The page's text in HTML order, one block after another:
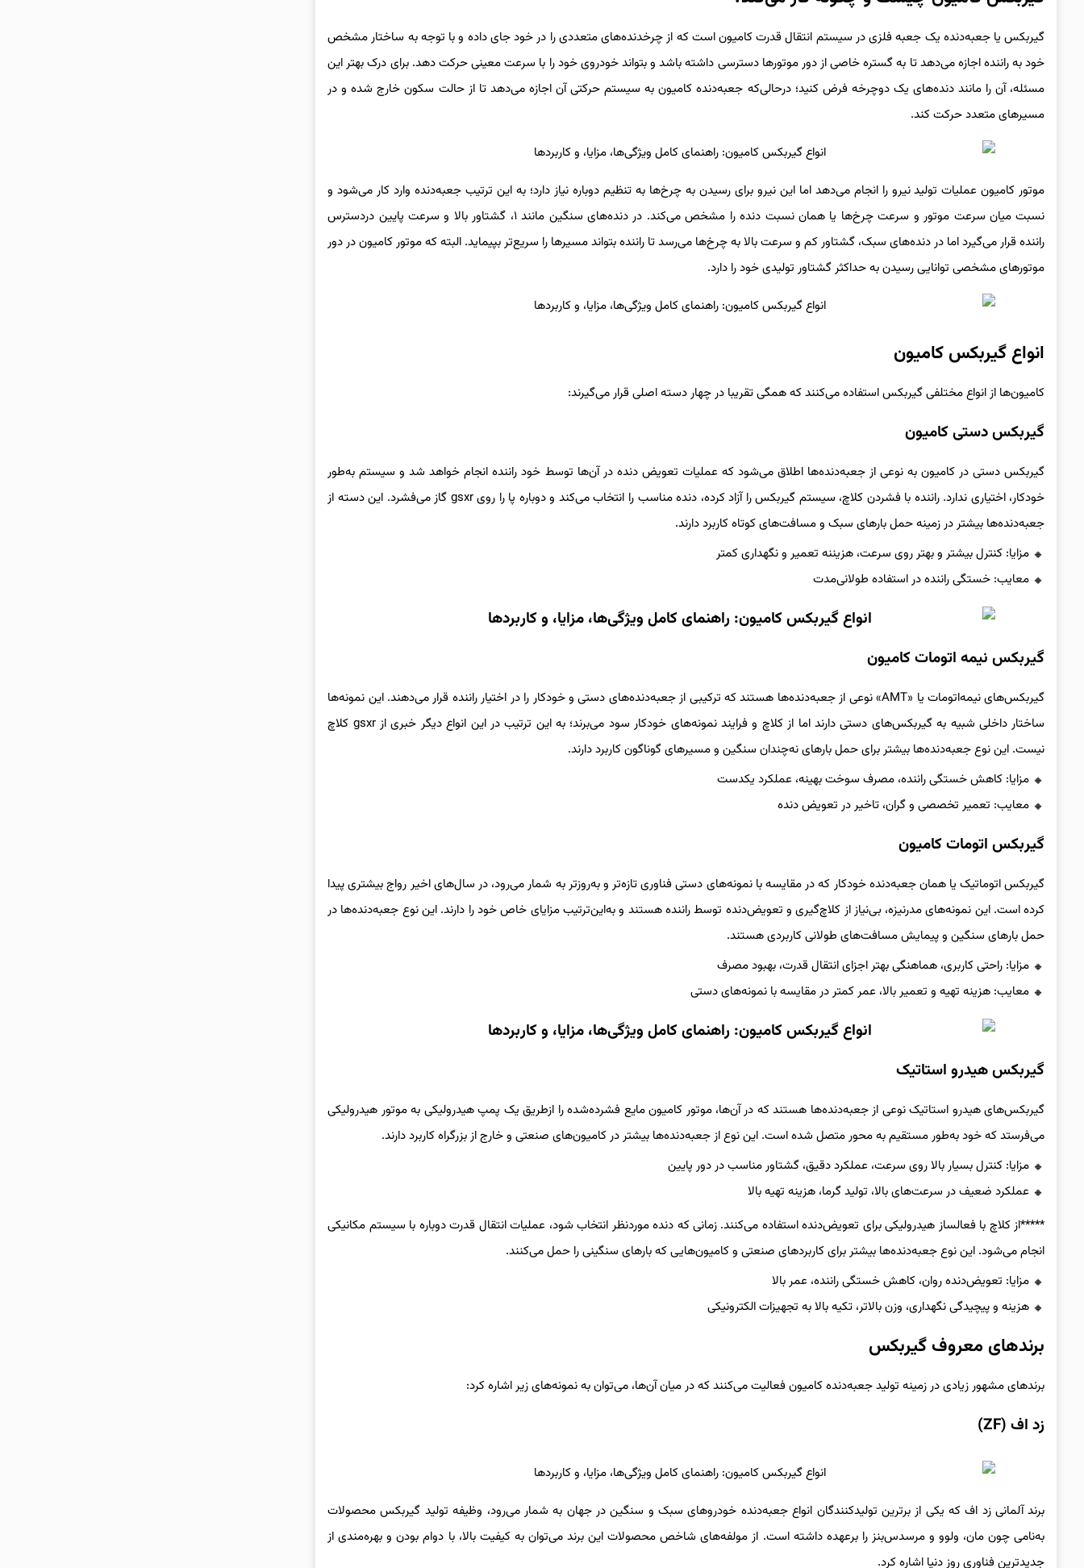
گیربکس یا جعبه‌دنده یک جعبه فلزی در سیستم انتقال قدرت کامیون است که از چرخدنده‌های متعددی را در خود جای داده و با توجه به ساختار مشخص
خود به راننده اجازه می‌دهد تا به گستره خاصی از دور موتورها دسترسی داشته باشد و بتواند خودروی خود را با سرعت معینی حرکت دهد. برای درک بهتر این
مسئله، آن را مانند دنده‌های یک دوچرخه فرض کنید؛ درحالی‌که جعبه‌دنده کامیون به سیستم حرکتی آن اجازه می‌دهد تا از حالت سکون خارج شده و در
مسیرهای متعدد حرکت کند.
موتور کامیون عملیات تولید نیرو را انجام می‌دهد اما این نیرو برای رسیدن به چرخ‌ها به تنظیم دوباره نیاز دارد؛ به این ترتیب جعبه‌دنده وارد کار می‌شود و
نسبت میان سرعت موتور و سرعت چرخ‌ها یا همان نسبت دنده را مشخص می‌‌کند. در دنده‌های سنگین مانند ۱، گشتاور بالا و سرعت پایین دردسترس
راننده قرار می‌گیرد اما در دنده‌های سبک، گشتاور کم و سرعت بالا به چرخ‌ها می‌رسد تا راننده بتواند مسیرها را سریع‌تر بپیماید. البته که موتور کامیون در دور
موتورهای مشخصی توانایی رسیدن به حداکثر گشتاور تولیدی خود را دارد.
انواع گیربکس کامیون
کامیون‌ها از انواع مختلفی گیربکس استفاده می‌کنند که همگی تقریبا در چهار دسته اصلی قرار می‌گیرند:
گیربکس دستی کامیون
گیربکس دستی در کامیون به نوعی از جعبه‌دنده‌ها اطلاق می‎‌‎شود که عملیات تعویض دنده در آن‎‌ها توسط خود راننده انجام خواهد شد و سیستم به‌طور
خودکار، اختیاری ندارد. راننده با فشردن کلاچ، سیستم گیربکس را آزاد کرده، دنده مناسب را انتخاب می‌‌کند و دوباره پا را روی gsxr گاز می‌فشرد. این دسته از
جعبه‌دنده‌ها بیشتر در زمینه حمل بارهای سبک و مسافت‌های کوتاه کاربرد دارند.
مزایا: کنترل بیشتر و بهتر روی سرعت، هزیننه تعمیر و نگهداری کمتر
معایب: خستگی راننده در استفاده طولانی‌مدت
گیربکس نیمه اتومات کامیون
گیربکس‌های نیمه‌اتومات یا «AMT» نوعی از جعبه‌دنده‌ها هستند که ترکیبی از جعبه‌دنده‌های دستی و خودکار را در اختیار راننده قرار می‌دهند. این نمونه‌ها
ساختار داخلی شبیه به گیربکس‌های دستی دارند اما از کلاچ و فرایند نمونه‌های خودکار سود می‌برند؛ به این ترتیب در این انواع دیگر خبری از gsxr کلاچ
نیست. این نوع جعبه‌دنده‌ها بیشتر برای حمل بارهای نه‌چندان سنگین و مسیرهای گوناگون کاربرد دارند.
مزایا: کاهش خستگی راننده، مصرف سوخت بهینه، عملکرد یکدست
معایب: تعمیر تخصصی و گران، تاخیر در تعویض دنده
گیربکس اتومات کامیون
گیربکس اتوماتیک یا همان جعبه‌دنده خودکار که در مقایسه با نمونه‌های دستی فناوری تاز‌ه‌تر و به‌روزتر به شمار می‌رود، در سال‌های اخیر رواج بیشتری پیدا
کرده است. این نمونه‌های مدرنیزه، بی‌نیاز از کلاچ‌گیری و تعویض‌دنده توسط راننده هستند و به‌این‌ترتیب مزایای خاص خود را دارند. این نوع جعبه‌دنده‌ها در
حمل بارهای سنگین و پیمایش مسافت‌های طولانی کاربردی هستند.
مزایا: راحتی کاربری، هماهنگی بهتر اجزای انتقال قدرت، بهبود مصرف
معایب: هزینه تهیه و تعمیر بالا، عمر کمتر در مقایسه با نمونه‌های دستی
گیربکس هیدرو استاتیک
گیربکس‌های هیدرو استاتیک نوعی از جعبه‌دنده‌ها هستند که در آن‌ها، موتور کامیون مایع فشرده‌شده را ازطریق یک پمپ هیدرولیکی به موتور هیدرولیکی
می‌فرستد که خود به‌طور مستقیم به محور متصل شده است. این نوع از جعبه‌دنده‌ها بیشتر در کامیون‌های صنعتی و خارج از بزرگراه کاربرد دارند.
مزایا: کنترل بسیار بالا روی سرعت، عملکرد دقیق، گشتاور مناسب در دور پایین
عملکرد ضعیف در سرعت‌های بالا، تولید گرما، هزینه تهیه بالا
*****از کلاچ با فعالساز هیدرولیکی برای تعویض‌دنده استفاده می‌کنند. زمانی که دنده موردنظر انتخاب شود، عملیات انتقال قدرت دوباره با سیستم مکانیکی
انجام می‌شود. این نوع جعبه‌دنده‌ها بیشتر برای کاربردهای صنعتی و کامیون‌هایی که بارهای سنگینی را حمل می‌کنند.
مزایا: تعویض‌دنده روان، کاهش خستگی راننده، عمر بالا
هزینه و پیچیدگی نگهداری، وزن بالاتر، تکیه بالا به تجهیزات الکترونیکی
برندهای معروف گیربکس
برندهای مشهور زیادی در زمینه تولید ‌جعبه‌دنده کامیون فعالیت می‌کنند که در میان آن‌ها، می‌توان به نمونه‌های زیر اشاره کرد:
زد اف (ZF)
برند آلمانی زد اف که یکی از برترین تولیدکنندگان انواع جعبه‌دنده خودروهای سبک و سنگین در جهان به شمار می‌رود، وظیفه تولید گیربکس محصولات
به‌نامی چون مان، ولوو و مرسدس‌بنز را برعهده داشته است. از مولفه‌های شاخص محصولات این برند می‌توان به کیفیت بالا، با دوام بودن و بهره‌مندی از
جدیدترین فناوری روز دنیا اشاره کرد.